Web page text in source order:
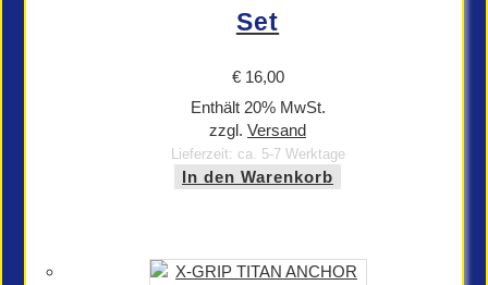
Set
€16,00
Enthält 20% MwSt.
zzgl. Versand
Lieferzeit: ca. 5-7 Werktage
In den Warenkorb